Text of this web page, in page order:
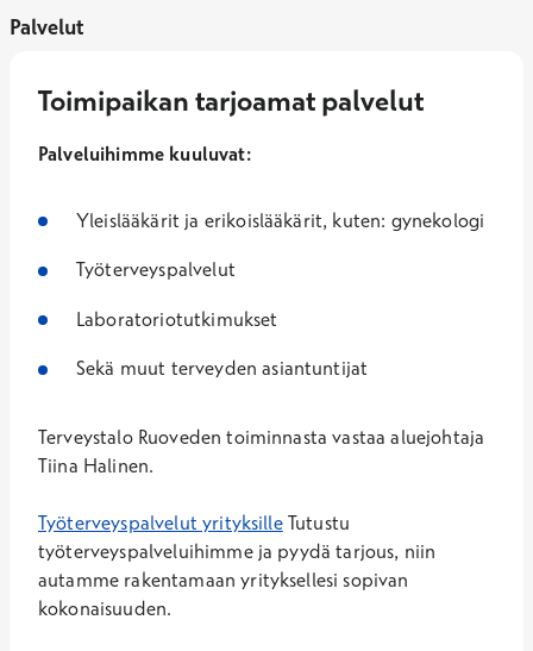
Palvelut
Toimipaikan tarjoamat palvelut
Palveluihimme kuuluvat:
Yleislääkärit ja erikoislääkärit, kuten: gynekologi
Työterveyspalvelut
Laboratoriotutkimukset
Sekä muut terveyden asiantuntijat
Terveystalo Ruoveden toiminnasta vastaa aluejohtaja
Tiina Halinen.
Työterveyspalvelut yrityksilleTutustu
työterveyspalveluihimme ja pyydä tarjous, niin
autamme rakentamaan yrityksellesi sopivan
kokonaisuuden.